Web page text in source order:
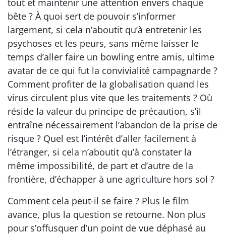
tout et maintenir une attention envers chaque
bête ? À quoi sert de pouvoir s’informer
largement, si cela n’aboutit qu’à entretenir les
psychoses et les peurs, sans même laisser le
temps d’aller faire un bowling entre amis, ultime
avatar de ce qui fut la convivialité campagnarde ?
Comment profiter de la globalisation quand les
virus circulent plus vite que les traitements ? Où
réside la valeur du principe de précaution, s’il
entraîne nécessairement l’abandon de la prise de
risque ? Quel est l’intérêt d’aller facilement à
l’étranger, si cela n’aboutit qu’à constater la
même impossibilité, de part et d’autre de la
frontière, d’échapper à une agriculture hors sol ?
Comment cela peut-il se faire ? Plus le film
avance, plus la question se retourne. Non plus
pour s’offusquer d’un point de vue déphasé au